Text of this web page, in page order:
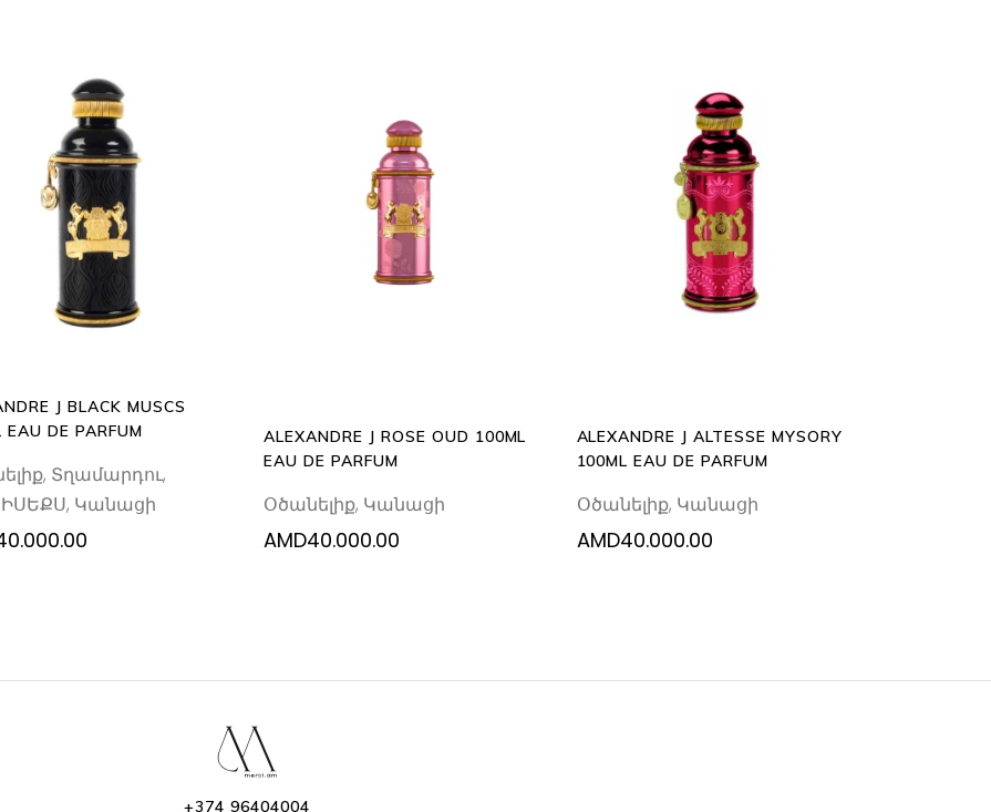
ADD
TO
CART
J BLACK MUSCS
EAU DE PARFUM
, Տղամարդու,
, Կանացի
ADD
TO
CART
ALEXANDRE J ROSE OUD 100ML
EAU DE PARFUM
Օծանելիք, Կանացի
AMD40.000.00
ADD
TO
CART
ALEXANDRE J ALTESSE MYSORY
100ML EAU DE PARFUM
Օծանելիք, Կանացի
AMD40.000.00
+374 96404004